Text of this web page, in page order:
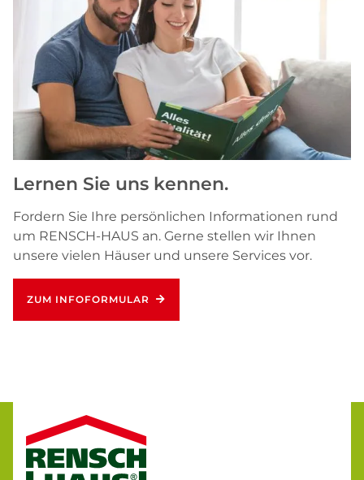
Lernen Sie uns kennen.
Fordern Sie Ihre persönlichen Informationen rund
um RENSCH-HAUS an. Gerne stellen wir Ihnen
unsere vielen Häuser und unsere Services vor.
ZUM INFOFORMULAR